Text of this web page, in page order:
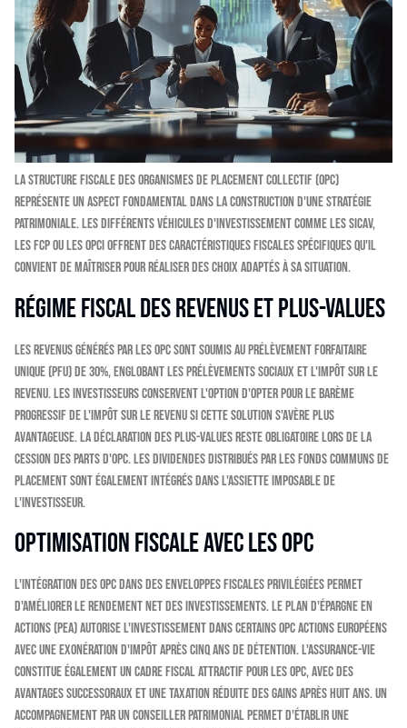
La structure fiscale des Organismes de Placement Collectif (OPC)
représente un aspect fondamental dans la construction d'une stratégie
patrimoniale. Les différents véhicules d'investissement comme les SICAV,
les FCP ou les OPCI offrent des caractéristiques fiscales spécifiques qu'il
convient de maîtriser pour réaliser des choix adaptés à sa situation.
Régime fiscal des revenus et plus-values
Les revenus générés par les OPC sont soumis au Prélèvement Forfaitaire
Unique (PFU) de 30%, englobant les prélèvements sociaux et l'impôt sur le
revenu. Les investisseurs conservent l'option d'opter pour le barème
progressif de l'impôt sur le revenu si cette solution s'avère plus
avantageuse. La déclaration des plus-values reste obligatoire lors de la
cession des parts d'OPC. Les dividendes distribués par les fonds communs de
placement sont également intégrés dans l'assiette imposable de
l'investisseur.
Optimisation fiscale avec les OPC
L'intégration des OPC dans des enveloppes fiscales privilégiées permet
d'améliorer le rendement net des investissements. Le Plan d'Épargne en
Actions (PEA) autorise l'investissement dans certains OPC actions européens
avec une exonération d'impôt après cinq ans de détention. L'assurance-vie
constitue également un cadre fiscal attractif pour les OPC, avec des
avantages successoraux et une taxation réduite des gains après huit ans. Un
accompagnement par un conseiller patrimonial permet d'établir une